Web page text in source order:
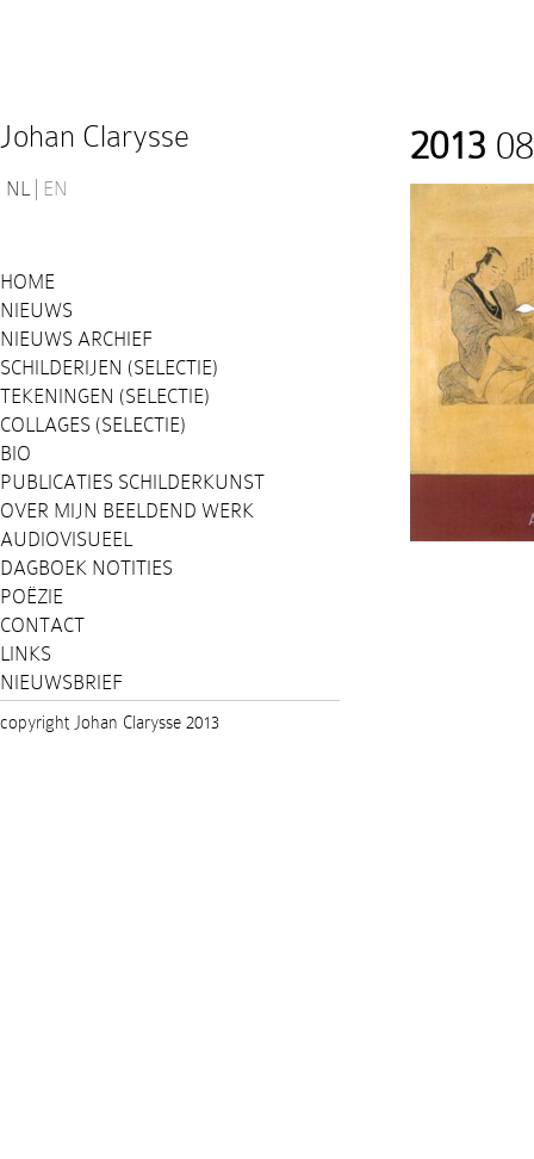
Johan Clarysse
NL EN
HOME
NIEUWS
NIEUWS ARCHIEF
SCHILDERIJEN (SELECTIE)
TEKENINGEN (SELECTIE)
COLLAGES (SELECTIE)
BIO
PUBLICATIES SCHILDERKUNST
OVER MIJN BEELDEND WERK
AUDIOVISUEEL
DAGBOEK NOTITIES
POËZIE
CONTACT
LINKS
NIEUWSBRIEF
2013
copyright Johan Clarysse 2013